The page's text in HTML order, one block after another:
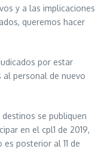
y a las implicaciones
queremos hacer
por estar
personal de nuevo
se publiquen
en el cpl1 de 2019,
posterior al 11 de